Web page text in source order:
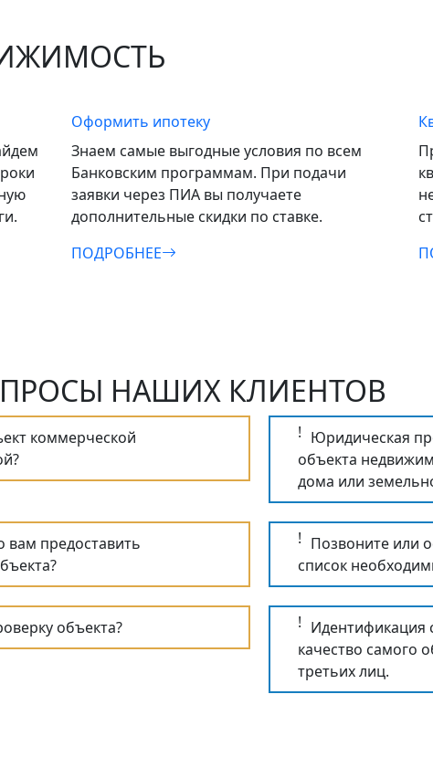
Оформить ипотеку
Знаем самые выгодные условия по всем
Банковским программам. При подачи
заявки через ПИА вы получаете
дополнительные скидки по ставке.
ПОДРОБНЕЕ
НАШИХ КЛИЕНТОВ
коммерческой
! Юридическая
объекта
дома или
вам предоставить
! Позвоните или
список
объекта? ! Идентификация
качество самого
третьих лиц.